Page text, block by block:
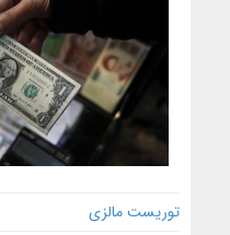
توریست مالزی